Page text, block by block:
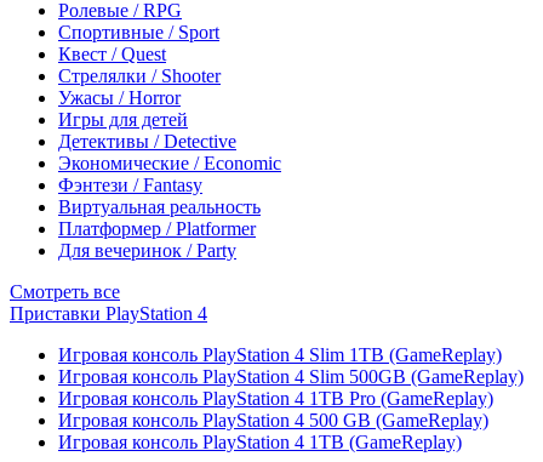
Ролевые / RPG
Спортивные / Sport
Квест / Quest
Стрелялки / Shooter
Ужасы / Horror
Игры для детей
Детективы / Detective
Экономические / Economic
Фэнтези / Fantasy
Виртуальная реальность
Платформер / Platformer
Для вечеринок / Party
Смотреть все
Приставки PlayStation 4
Игровая консоль PlayStation 4 Slim 1TB (GameReplay)
Игровая консоль PlayStation 4 Slim 500GB (GameReplay)
Игровая консоль PlayStation 4 1TB Pro (GameReplay)
Игровая консоль PlayStation 4 500 GB (GameReplay)
Игровая консоль PlayStation 4 1TB (GameReplay)